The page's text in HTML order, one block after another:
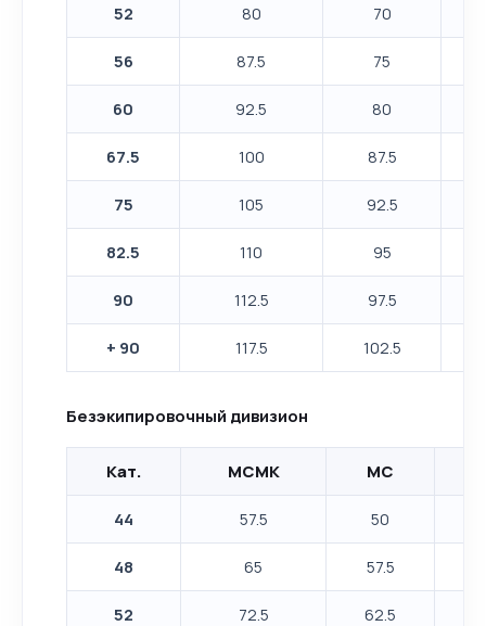
52 80 70
56 87.5 75
60 92.5 80
67.5 100 87.5
75 105 92.5
82.5 110 95
90 112.5 97.5
+ 90 117.5 102.5
Безэкипировочный дивизион
Кат. МСМК МС
44 57.5 50
48 65 57.5
52 72.5 62.5